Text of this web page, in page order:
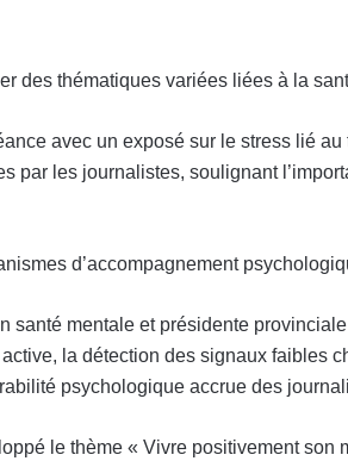
des thématiques variées liées à la
avec un exposé sur le stress lié
par les journalistes, soulignant
d’accompagnement
santé mentale et présidente
la détection des signaux
psychologique accrue des
le thème « Vivre positivement